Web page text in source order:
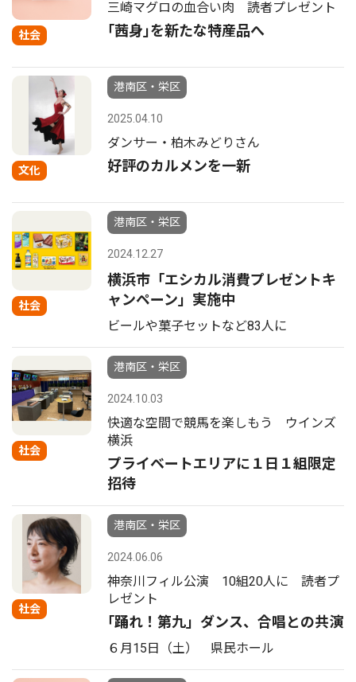
社会
三崎マグロの血合い肉 読者プレゼント
｢茜身｣を新たな特産品へ
文化
港南区・栄区
2025.04.10
ダンサー・柏木みどりさん
好評のカルメンを一新
社会
港南区・栄区
2024.12.27
横浜市「エシカル消費プレゼントキ
ャンペーン」実施中
ビールや菓子セットなど83人に
社会
港南区・栄区
2024.10.03
快適な空間で競馬を楽しもう ウインズ
横浜
プライベートエリアに１日１組限定
招待
社会
港南区・栄区
2024.06.06
神奈川フィル公演 10組20人に 読者プ
レゼント
｢踊れ！第九」ダンス、合唱との共演
６月15日（土） 県民ホール